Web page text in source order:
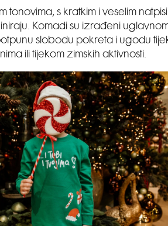
tonovima, s kratkim i veselim
Komadi su izrađeni
slobodu pokreta i ugodu
ili tijekom zimskih aktivnosti.